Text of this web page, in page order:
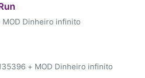
MOD Dinheiro infinito
+ MOD Dinheiro infinito